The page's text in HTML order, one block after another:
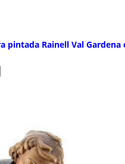
pintada Rainell Val Gardena